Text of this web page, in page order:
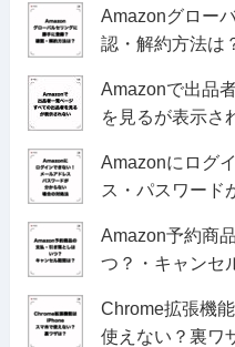
Amazonグロー
認・解約方法は
Amazonで出品
を見るが表示さ
Amazonにログ
ス・パスワード
Amazon予約商
つ？・キャンセ
Chrome拡張機
使えない？裏ワ